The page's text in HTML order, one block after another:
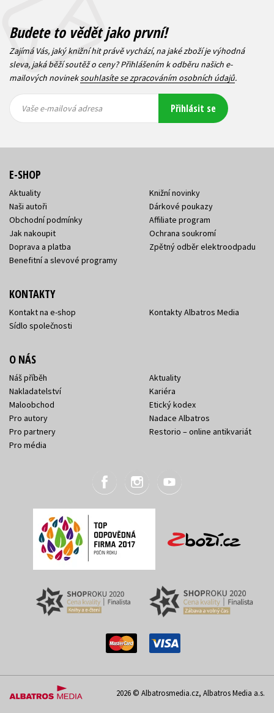
Budete to vědět jako první!
Zajímá Vás, jaký knižní hit právě vychází, na jaké zboží je výhodná
sleva, jaká běží soutěž o ceny? Přihlášením k odběru našich e-
mailových novineksouhlasíte se zpracováním osobních údajů.
mailová
mailová
Vaše e-mailová adresa Přihlásit se
E-SHOP
Aktuality
Naši autoři
Obchodní podmínky
Jak nakoupit
Doprava a platba
Benefitní a slevové programy
Knižní novinky
Dárkové poukazy
Affiliate program
Ochrana soukromí
Zpětný odběr elektroodpadu
KONTAKTY
Kontakt na e-shop
Sídlo společnosti
Kontakty Albatros Media
O NÁS
Náš příběh
Nakladatelství
Maloobchod
Pro autory
Pro partnery
Pro média
Aktuality
Kariéra
Etický kodex
Nadace Albatros
Restorio – online antikvariát
2026 © Albatrosmedia.cz, Albatros Media a.s.